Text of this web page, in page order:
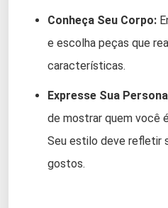
Conheça Seu Corpo:
e escolha peças que
características.
Expresse Sua
de mostrar quem você
Seu estilo deve refletir
gostos.